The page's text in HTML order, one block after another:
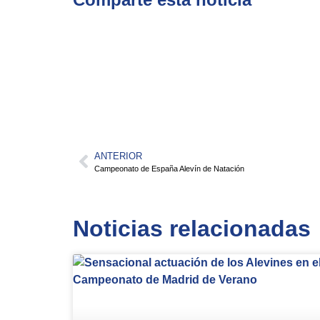
ANTERIOR
Campeonato de España Alevín de Natación
Noticias relacionadas